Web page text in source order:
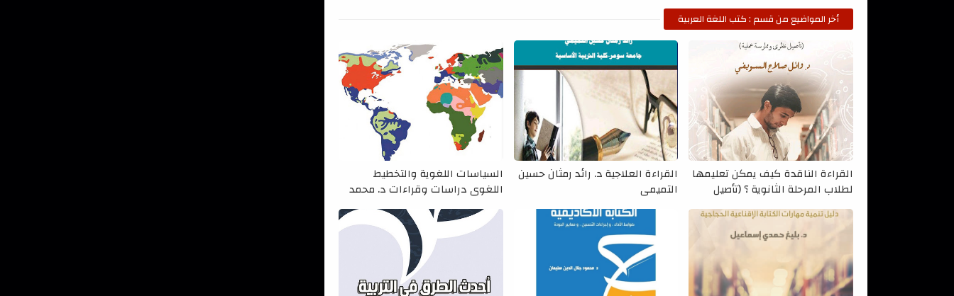
أخر المواضيع من قسم : كتب اللغة العربية
القراءة الناقدة كيف يمكن تعليمها
لطلاب المرحلة الثانوية ؟ (تأصيل
نظري وممارسة عملية) د. وائل صلاح
السويفي
القراءة العلاجية د. رائد رمثان حسين
التميمي
السياسات اللغوية والتخطيط
اللغوي دراسات وقراءات د. محمد
مازن جلال